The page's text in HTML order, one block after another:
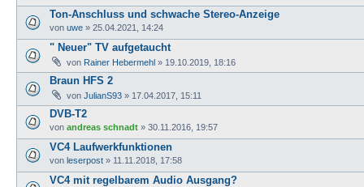
Ton-Anschluss und schwache Stereo-Anzeige
von uwe » 25.04.2021, 14:24
" Neuer" TV aufgetaucht
von Rainer Hebermehl » 19.10.2019, 18:16
Braun HFS 2
von JulianS93 » 17.04.2017, 15:11
DVB-T2
von andreas schnadt » 30.11.2016, 19:57
VC4 Laufwerkfunktionen
von leserpost » 11.11.2018, 17:58
VC4 mit regelbarem Audio Ausgang?